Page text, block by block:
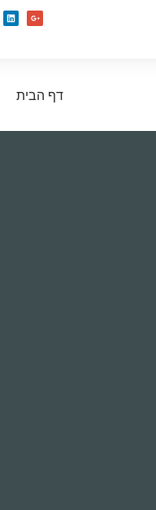
דף הבית